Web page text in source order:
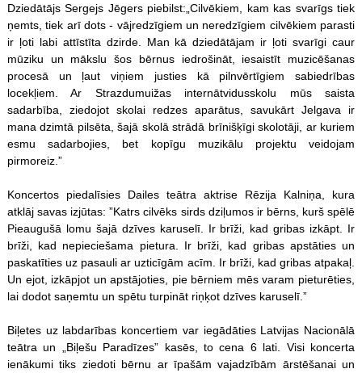
Dziedātājs Sergejs Jēgers piebilst:„Cilvēkiem, kam kas svarīgs tiek
ņemts, tiek arī dots - vājredzīgiem un neredzīgiem cilvēkiem parasti
ir ļoti labi attīstīta dzirde. Man kā dziedātājam ir ļoti svarīgi caur
mūziku un mākslu šos bērnus iedrošināt, iesaistīt muzicēšanas
procesā un ļaut viņiem justies kā pilnvērtīgiem sabiedrības
locekļiem. Ar Strazdumuižas internātvidusskolu mūs saista
sadarbība, ziedojot skolai redzes aparātus, savukārt Jelgava ir
mana dzimtā pilsēta, šajā skolā strādā brīnišķīgi skolotāji, ar kuriem
esmu sadarbojies, bet kopīgu muzikālu projektu veidojam
pirmoreiz.”
Koncertos piedalīsies Dailes teātra aktrise Rēzija Kalniņa, kura
atklāj savas izjūtas: ”Katrs cilvēks sirds dziļumos ir bērns, kurš spēlē
Pieaugušā lomu šajā dzīves karuselī. Ir brīži, kad gribas izkāpt. Ir
brīži, kad nepieciešama pietura. Ir brīži, kad gribas apstāties un
paskatīties uz pasauli ar uzticīgām acīm. Ir brīži, kad gribas atpakaļ.
Un ejot, izkāpjot un apstājoties, pie bērniem mēs varam pieturēties,
lai dodot saņemtu un spētu turpināt riņķot dzīves karuselī.”
Biļetes uz labdarības koncertiem var iegādāties Latvijas Nacionālā
teātra un „Biļešu Paradīzes” kasēs, to cena 6 lati. Visi koncerta
ienākumi tiks ziedoti bērnu ar īpašām vajadzībām ārstēšanai un